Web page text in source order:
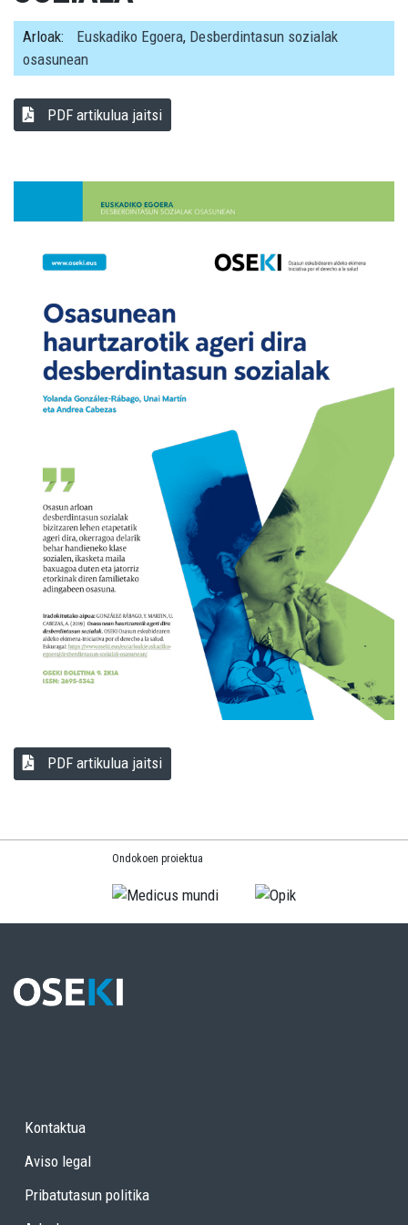
Arloak: Euskadiko Egoera, Desberdintasun sozialak
osasunean
PDF artikulua jaitsi
PDF artikulua jaitsi
Ondokoen proiektua
Kontaktua
Aviso legal
Pribatutasun politika